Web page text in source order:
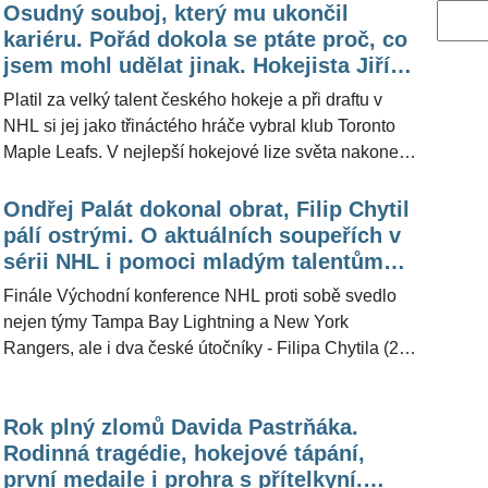
Osudný souboj, který mu ukončil
kariéru. Pořád dokola se ptáte proč, co
jsem mohl udělat jinak. Hokejista Jiří
Tlustý popsal svůj příběh v Třinácté
komnatě
Platil za velký talent českého hokeje a při draftu v
NHL si jej jako třináctého hráče vybral klub Toronto
Maple Leafs. V nejlepší hokejové lize světa nakonec
posledním utrpěl na první pohled nevinné zranění,
které mu ale prakticky ukončilo kariéru. Svůj příběh
odhalil v dalším díle dokumentární série Třináctá
a redakce ŽivotvČesku.cz ho získala před
odvysíláním.
Ondřej Palát dokonal obrat, Filip Chytil
pálí ostrými. O aktuálních soupeřích v
sérii NHL i pomoci mladým talentům
promluvil Vladimír Růžička
Finále Východní konference NHL proti sobě svedlo
nejen týmy Tampa Bay Lightning a New York
Rangers, ale i dva české útočníky - Filipa Chytila (22)
sedmi góly, ale poslední dva duely vyšel střelecky
naprázdno, Palát rozhodl noční utkání gólem v
poslední minutě. O Češích za mořem promluvil pro
Rok plný zlomů Davida Pastrňáka.
Rodinná tragédie, hokejové tápání,
první medaile i prohra s přítelkyní.